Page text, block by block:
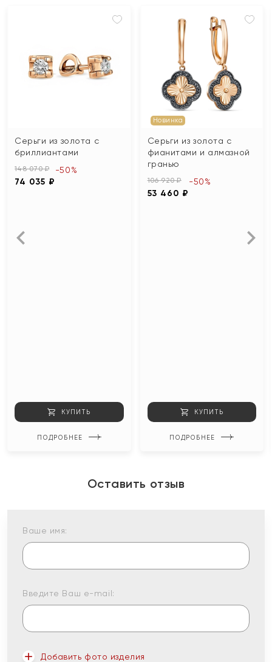
Серьги из золота с
бриллиантами
148 070 ₽
74 035 ₽
-50%
КУПИТЬ
ПОДРОБНЕЕ
Новинка
Серьги из золота с
фианитами и алмазной
гранью
106 920 ₽
53 460 ₽
-50%
КУПИТЬ
ПОДРОБНЕЕ
Оставить отзыв
Ваше имя:
Введите Ваш e-mail:
Добавить фото изделия